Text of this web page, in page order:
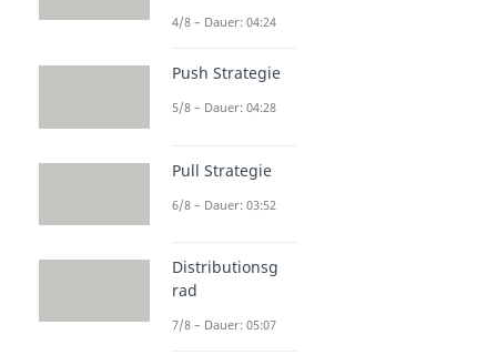
4/8 – Dauer: 04:24
Push Strategie
5/8 – Dauer: 04:28
Pull Strategie
6/8 – Dauer: 03:52
Distributionsg
rad
7/8 – Dauer: 05:07